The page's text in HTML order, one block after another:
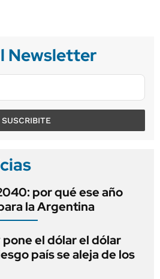
Newsletter
SUSCRIBITE
por qué ese año
la Argentina
el dólar el dólar
país se aleja de los